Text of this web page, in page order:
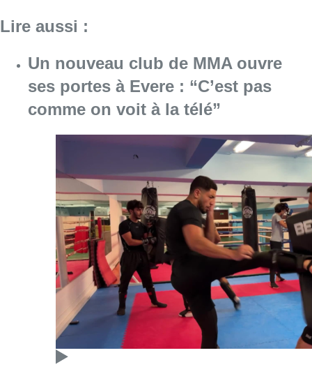
Lire aussi :
Un nouveau club de MMA ouvre
ses portes à Evere : “C’est pas
comme on voit à la télé”